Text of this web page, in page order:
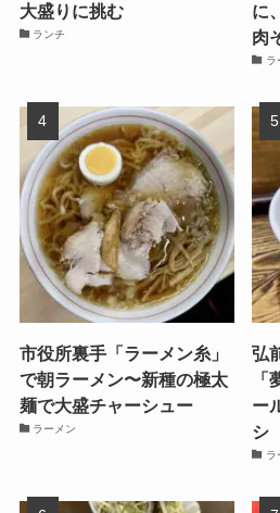
大盛りに挑む
ランチ
に
肉
ラ
市役所裏手「ラーメン糸」
で朝ラーメン〜新種の極太
麺で大盛チャーシュー
ラーメン
弘
ー
シ
ラ